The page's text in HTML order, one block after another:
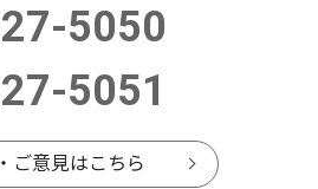
5050
5051
ご意見はこちら